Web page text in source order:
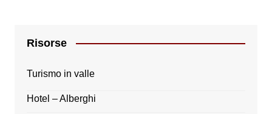
Risorse
Turismo in valle
Hotel – Alberghi